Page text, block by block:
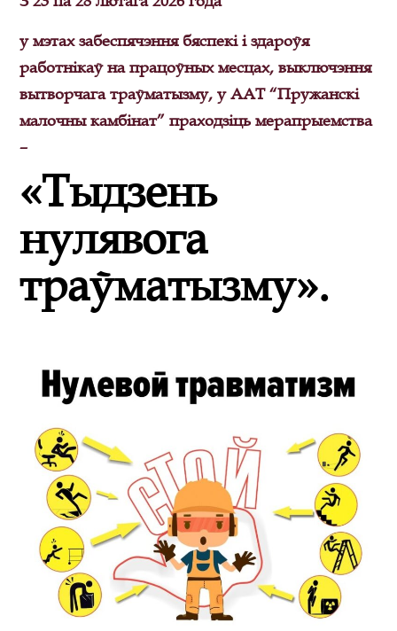
у мэтах забеспячэння бяспекі і здароўя
работнікаў на працоўных месцах, выключэння
вытворчага траўматызму, у ААТ “Пружанскі
малочны камбінат” праходзіць мерапрыемства
–
«Тыдзень
нулявога
траўматызму».